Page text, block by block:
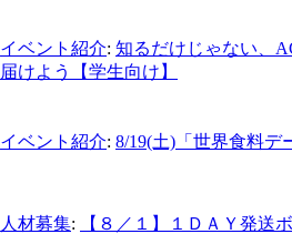
イベント紹介: 知るだけじゃない、
届けよう【学生向け】
イベント紹介: 8/19(土)「世界食料
人材募集: 【８／１】１ＤＡＹ発送